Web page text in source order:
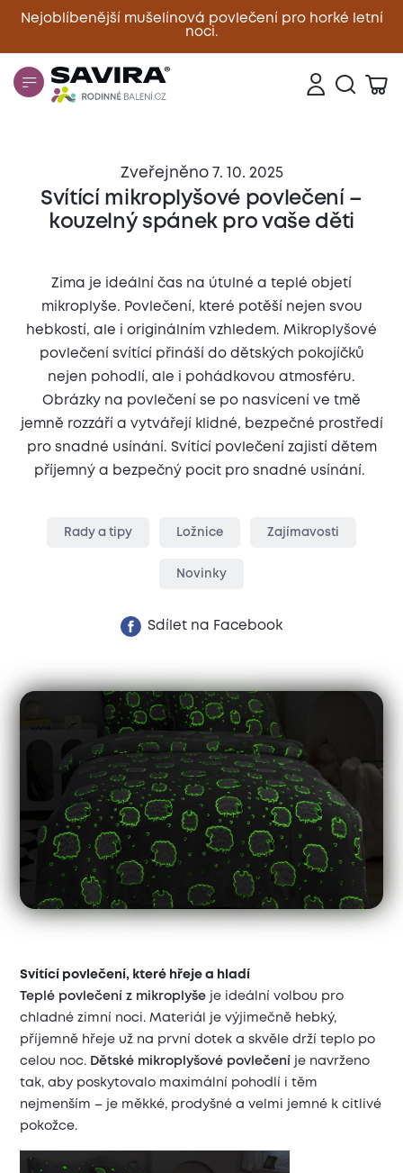
Nejoblíbenější mušelínová povlečení pro horké letní
noci.
Zavřít
Zveřejněno 7. 10. 2025
Svítící mikroplyšové povlečení –
kouzelný spánek pro vaše děti
Zima je ideální čas na útulné a teplé objetí
mikroplyše. Povlečení, které potěší nejen svou
hebkostí, ale i originálním vzhledem. Mikroplyšové
povlečení svítící přináší do dětských pokojíčků
nejen pohodlí, ale i pohádkovou atmosféru.
Obrázky na povlečení se po nasvícení ve tmě
jemně rozzáří a vytvářejí klidné, bezpečné prostředí
pro snadné usínání. Svítící povlečení zajistí dětem
příjemný a bezpečný pocit pro snadné usínání.
Rady a tipy Ložnice Zajímavosti
Novinky
Sdílet na Facebook
Svítící povlečení, které hřeje a hladí
Teplé povlečení z mikroplyše je ideální volbou pro
chladné zimní noci. Materiál je výjimečně hebký,
příjemně hřeje už na první dotek a skvěle drží teplo po
celou noc. Dětské mikroplyšové povlečení je navrženo
tak, aby poskytovalo maximální pohodlí i těm
nejmenším – je měkké, prodyšné a velmi jemné k citlivé
pokožce.